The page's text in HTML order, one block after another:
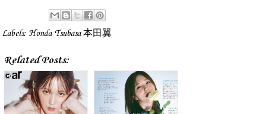
Labels: Honda Tsubasa 本田翼
Related Posts: